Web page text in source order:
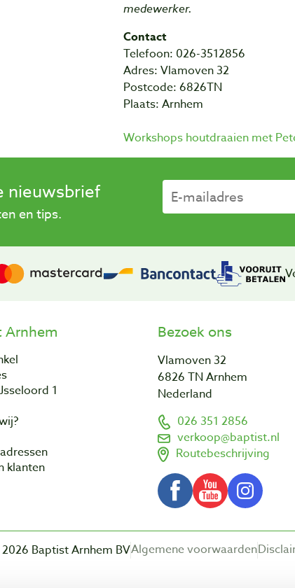
medewerker.
Contact
Telefoon: 026-3512856
Adres: Vlamoven 32
Postcode: 6826TN
Plaats: Arnhem
Workshops houtdraaien met
nieuwsbrief
en tips.
Arnhem
1
klanten
Bezoek ons
Vlamoven 32
6826 TN Arnhem
Nederland
026 351 2856
verkoop@baptist.nl
Routebeschrijving
Algemene voorwaarden
Baptist Arnhem BV